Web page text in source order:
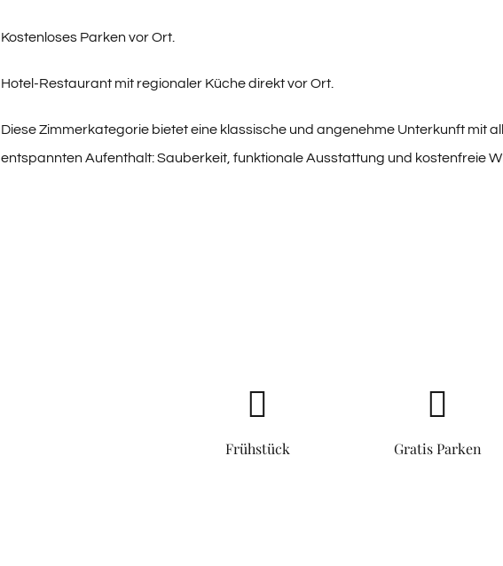
Kostenloses Parken vor Ort.
Hotel-Restaurant mit regionaler Küche direkt vor Ort.
Diese Zimmerkategorie bietet eine klassische und angenehme Unterkunft mit
entspannten Aufenthalt: Sauberkeit, funktionale Ausstattung und kostenfreie
Frühstück Gratis Parken